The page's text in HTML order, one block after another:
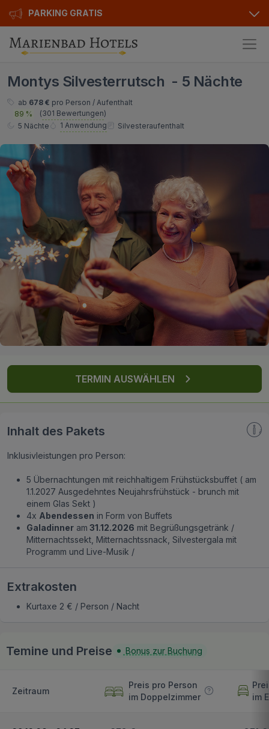
PARKING GRATIS
Hotels
Kurhotels
Ensana Hotels
Orea Hotels
Geschenkgutscheine
Sonderangebot
Kontakt
Kontakt
Über uns
Privat Transfer
FAQ
Montys Silvesterrutsch - 5 Nächte
ab 678 € pro Person / Aufenthalt
89 %
(301 Bewertungen)
5 Nächte
1 Anwendung Silvesteraufenthalt
TERMIN AUSWÄHLEN
Inhalt des Pakets
Inklusivleistungen pro Person:
5 Übernachtungen mit reichhaltigem Frühstücksbuffet ( am
1.1.2027 Ausgedehntes Neujahrsfrühstück - brunch mit
einem Glas Sekt )
4x Abendessen in Form von Buffets
Galadinner am 31.12.2026 mit Begrüßungsgetränk /
Mitternachtssekt, Mitternachtssnack, Silvestergala mit
Programm und Live-Musik /
Extrakosten
Kurtaxe 2 € / Person / Nacht
Temine und Preise Bonus zur Buchung
Zeitraum
Preis pro Person
im Doppelzimmer
im